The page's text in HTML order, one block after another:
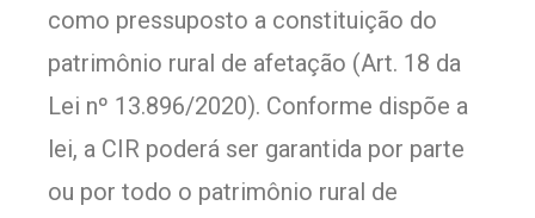
como pressuposto a constituição do
patrimônio rural de afetação (Art. 18 da
Lei nº 13.896/2020). Conforme dispõe a
lei, a CIR poderá ser garantida por parte
ou por todo o patrimônio rural de